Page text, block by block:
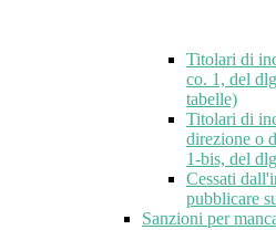
Titolari di
co. 1, del
tabelle)
Titolari di
direzione o
1-bis, del
Cessati
pubblicare
Sanzioni per